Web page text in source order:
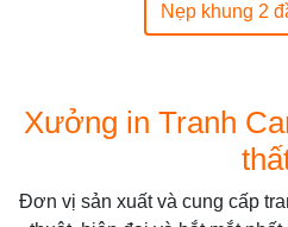
Nẹp khung 2
Xưởng in Tranh
Đơn vị sản xuất và cung cấp